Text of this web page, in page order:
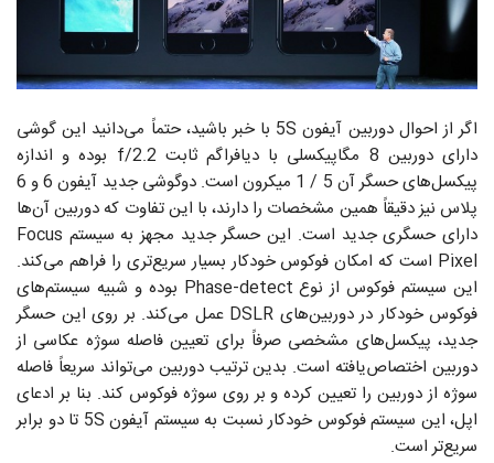
اگر از احوال دوربین آیفون 5S با خبر باشید، حتماً می‌دانید این گوشی
دارای دوربین 8 مگاپیکسلی با دیافراگم ثابت f/2.2 بوده و اندازه
پیکسل‌های حسگر آن 5 / 1 میکرون است. دوگوشی جدید آیفون 6 و 6
پلاس نیز دقیقاً همین مشخصات را دارند، با این تفاوت که دوربین آن‌ها
دارای حسگری جدید است. این حسگر جدید مجهز به سیستم Focus
Pixel است که امکان فوکوس خودکار بسیار سریع‌تری را فراهم می‌کند.
این سیستم فوکوس از نوع ‍Phase-detect بوده و شبیه سیستم‌های
فوکوس خودکار در دوربین‌های DSLR عمل می‌کند. بر روی این حسگر
جدید، پیکسل‌های مشخصی صرفاً برای تعیین فاصله سوژه عکاسی از
دوربین اختصاص‌یافته است. بدین ترتیب دوربین می‌تواند سریعاً فاصله
سوژه از دوربین را تعیین کرده و بر روی سوژه فوکوس کند. بنا بر ادعای
اپل، این سیستم فوکوس خودکار نسبت به سیستم آیفون 5S تا دو برابر
سریع‌تر است.